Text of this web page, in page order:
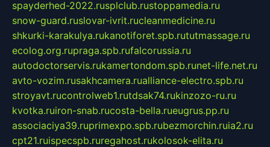
spayderhed-2022.rusplclub.rustoppamedia.ru
snow-guard.ruslovar-ivrit.rucleanmedicine.ru
shkurki-karakulya.rukanotiforet.spb.rututmassage.ru
ecolog.org.rupraga.spb.rufalcorussia.ru
autodoctorservis.rukamertondom.spb.runet-life.net.ru
avto-vozim.rusakhcamera.rualliance-electro.spb.ru
stroyavt.rucontrolweb1.rutdsak74.rukinzozo-ru.ru
kvotka.ruiron-snab.rucosta-bella.rueugrus.pp.ru
associaciya39.ruprimexpo.spb.rubezmorchin.ruia2.ru
cpt21.ruispecspb.ruregahost.rukolosok-elita.ru